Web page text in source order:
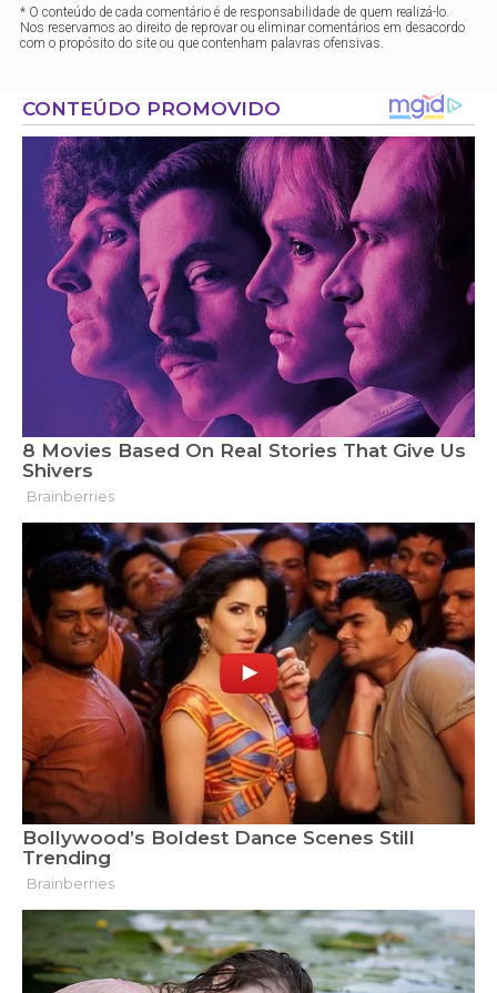
* O conteúdo de cada comentário é de responsabilidade de quem realizá-lo.
Nos reservamos ao direito de reprovar ou eliminar comentários em desacordo
com o propósito do site ou que contenham palavras ofensivas.